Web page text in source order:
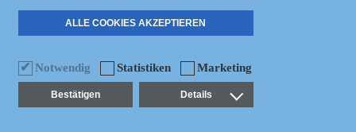
ALLE COOKIES AKZEPTIEREN
Notwendig Statistiken Marketing
Bestätigen Details